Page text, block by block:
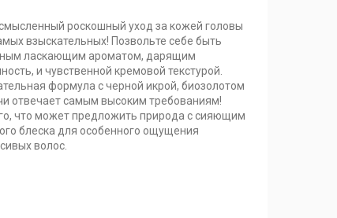
роскошный уход за кожей головы
взыскательных! Позвольте себе быть
ласкающим ароматом, дарящим
и чувственной кремовой текстурой.
формула с черной икрой, биозолотом
отвечает самым высоким требованиям!
что может предложить природа с сияющим
блеска для особенного ощущения
волос.